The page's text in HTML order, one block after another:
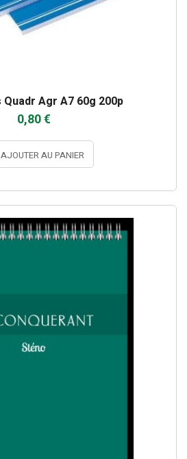
Agr A7 60g 200p
0,80 €
AJOUTER AU PANIER